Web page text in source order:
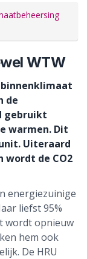
WTW
de
gebruikt
warmen. Dit
Uiteraard
de CO2
energiezuinige
liefst 95%
wordt opnieuw
hem ook
De HRU